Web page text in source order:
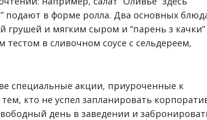
подают в форме ролла. Два основных
грушей и мягким сыром и “парень з качки”
в сливочном соусе с сельдереем,
специальные акции, приуроченные к
кто не успел запланировать
день в заведении и